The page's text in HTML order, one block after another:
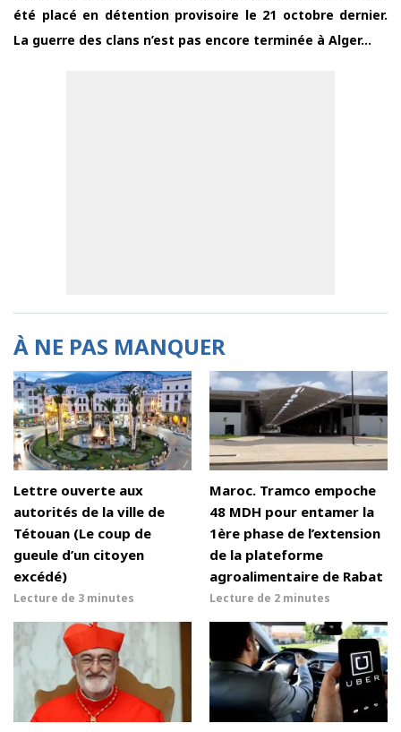
été placé en détention provisoire le 21 octobre dernier.
La guerre des clans n’est pas encore terminée à Alger…
À NE PAS MANQUER
Lettre ouverte aux
autorités de la ville de
Tétouan (Le coup de
gueule d’un citoyen
excédé)
Lecture de 3 minutes
Maroc. Tramco empoche
48 MDH pour entamer la
1ère phase de l’extension
de la plateforme
agroalimentaire de Rabat
Lecture de 2 minutes